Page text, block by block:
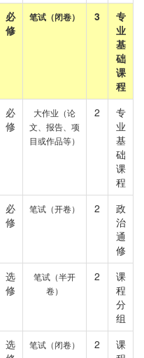
必
修
笔试（闭卷） 3
专
业
基
础
课
程
必
修
大作业（论
文、报告、项
目或作品等）
2
专
业
基
础
课
程
必
修
笔试（开卷） 2
政
治
通
修
选
修
笔试（半开
卷）
2
课
程
分
组
选
笔试（闭卷） 2
课